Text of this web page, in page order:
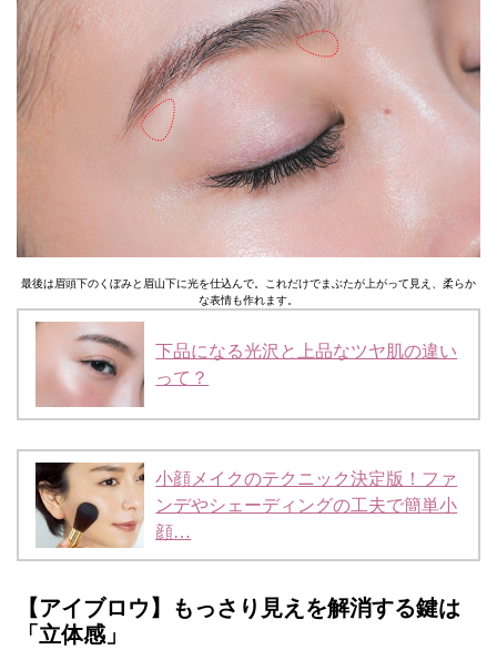
最後は眉頭下のくぼみと眉山下に光を仕込んで。これだけでまぶたが上がって見え、柔らか
な表情も作れます。
下品になる光沢と上品なツヤ肌の違い
って？
小顔メイクのテクニック決定版！ファ
ンデやシェーディングの工夫で簡単小
顔…
【アイブロウ】もっさり見えを解消する鍵は
「立体感」